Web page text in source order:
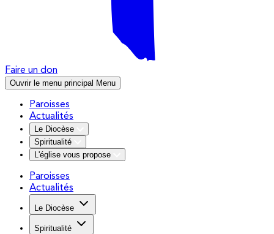
Faire un don
Ouvrir le menu principal Menu
Paroisses
Actualités
Le Diocèse
Spiritualité
L'église vous propose
Paroisses
Actualités
Le Diocèse
Spiritualité